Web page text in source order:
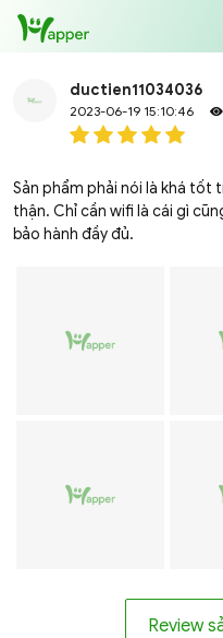
ductien11034036
2023-06-19 15:10:46
Sản phẩm phải nói là khá tốt
thận. Chỉ cần wifi là cái gì
bảo hành đầy đủ.
Review